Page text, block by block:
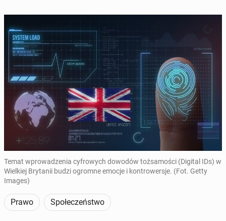
Temat wprowadzenia cyfrowych dowodów tożsamości (Digital IDs) w
Wielkiej Brytanii budzi ogromne emocje i kontrowersje. (Fot. Getty
Images)
Prawo Społeczeństwo